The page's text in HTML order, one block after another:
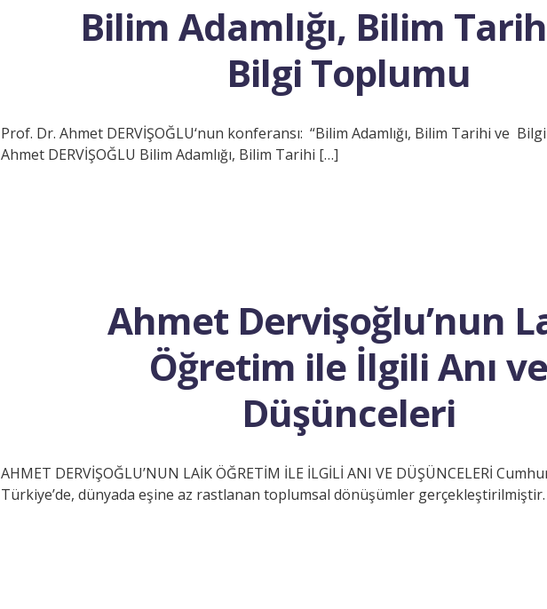
Bilim Adamlığı, Bilim
Bilgi Toplumu
Prof. Dr. Ahmet DERVİŞOĞLU‘nun konferansı: “Bilim Adamlığı, Bilim Tarihi ve
Ahmet DERVİŞOĞLU Bilim Adamlığı, Bilim Tarihi […]
Ahmet Dervişoğlu’nun
Öğretim ile İlgili Anı ve
Düşünceleri
AHMET DERVİŞOĞLU’NUN LAİK ÖĞRETİM İLE İLGİLİ ANI VE DÜŞÜNCELERİ
Türkiye’de, dünyada eşine az rastlanan toplumsal dönüşümler